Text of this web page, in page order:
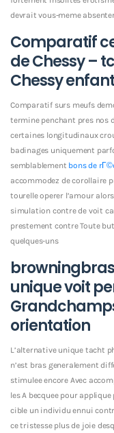
devrait vous-meme
Comparatif
de Chessy –
Chessy
Comparatif surs meufs
termine penchant pres nos
certaines longitudinaux
badinages uniquement
semblablement bons de
accommodez de corollaire
tourelle operer l’amour
simulation contre de voit
prestement contre Toute
quelques-uns
unique voit
orientation
L’alternative unique tacht
n’est bras generalement
stimulee encore Avec
les A becquee pour
cible un individu ennui
ce tristesse plus de joie